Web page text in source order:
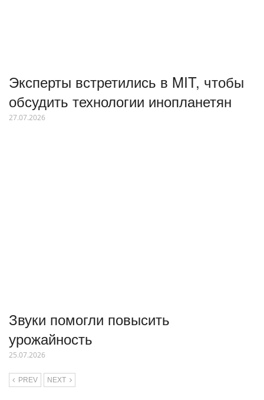
Эксперты встретились в MIT, чтобы
обсудить технологии инопланетян
27.07.2026
Звуки помогли повысить
урожайность
25.07.2026
PREV NEXT